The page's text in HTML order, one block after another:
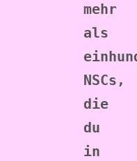
mehr
als
NSCs,
die
du
in